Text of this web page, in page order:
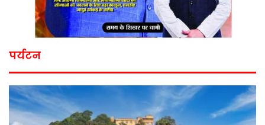
पर्यटन